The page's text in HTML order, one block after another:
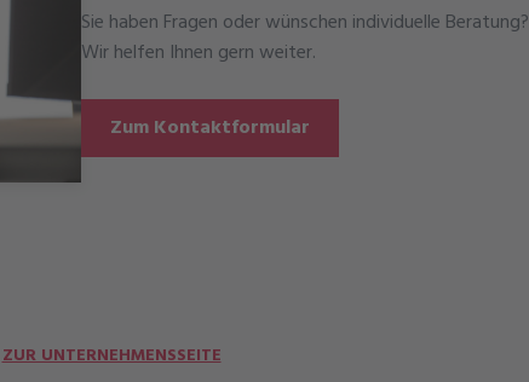
Sie haben Fragen oder wünschen individuelle Beratung?
Wir helfen Ihnen gern weiter.
Zum Kontaktformular
ZUR UNTERNEHMENSSEITE